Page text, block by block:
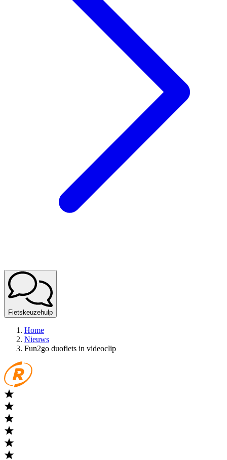
Fietskeuzehulp
Home
Nieuws
Fun2go duofiets in videoclip